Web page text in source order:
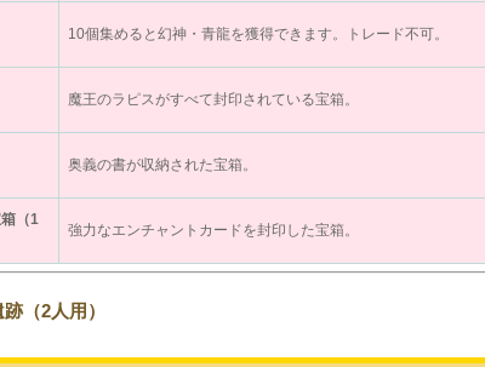
10個集めると幻神・青龍を獲得できます。トレード不可。
魔王のラピスがすべて封印されている宝箱。
奥義の書が収納された宝箱。
（1
強力なエンチャントカードを封印した宝箱。
（2人用）